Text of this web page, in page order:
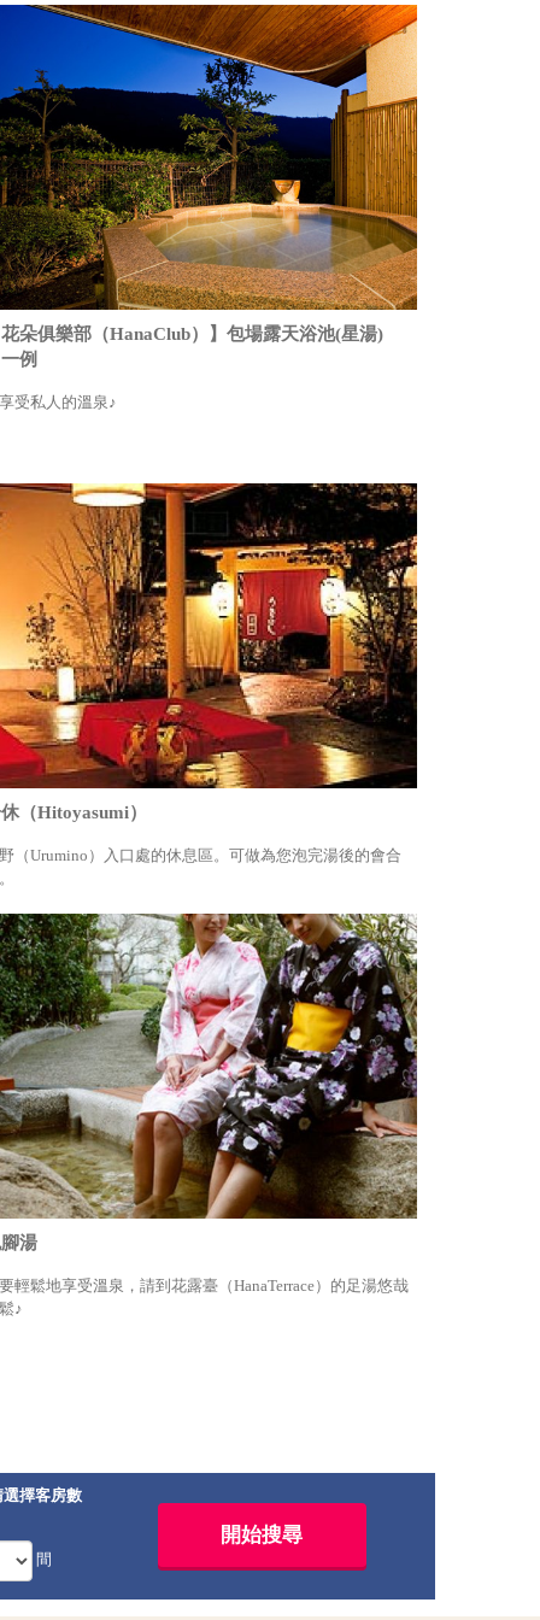
朵俱樂部（HanaClub）】包場露天浴池(星湯)
例
受私人的溫泉♪
（Hitoyasumi）
（Urumino）入口處的休息區。可做為您泡完湯後的會合
湯
輕鬆地享受溫泉，請到花露臺（HanaTerrace）的足湯悠哉
♪
選擇客房數
間